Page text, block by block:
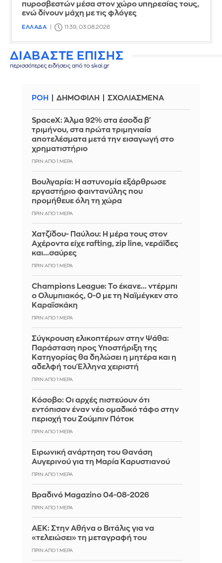
πυροσβεστών μέσα στον χώρο υπηρεσίας τους,
ενώ δίνουν μάχη με τις φλόγες
ΕΛΛΑΔΑ 11:39, 03.08.2026
ΔΙΑΒΑΣΤΕ ΕΠΙΣΗΣ
περισσότερες ειδήσεις από το skai.gr
ΡΟΗ ΔΗΜΟΦΙΛΗ ΣΧΟΛΙΑΣΜΕΝΑ
SpaceX: Άλμα 92% στα έσοδα β'
τριμήνου, στα πρώτα τριμηνιαία
αποτελέσματα μετά την εισαγωγή στο
χρηματιστήριο
ΠΡΙΝ ΑΠΌ 1 ΜΈΡΑ
Βουλγαρία: Η αστυνομία εξάρθρωσε
εργαστήριο φαιντανύλης που
προμήθευε όλη τη χώρα
ΠΡΙΝ ΑΠΌ 1 ΜΈΡΑ
Χατζίδου- Παύλου: Η μέρα τους στον
Αχέροντα είχε rafting, zip line, νεράϊδες
και...σαύρες
ΠΡΙΝ ΑΠΌ 1 ΜΈΡΑ
Champions League: Το έκανε... ντέρμπι
ο Ολυμπιακός, 0-0 με τη Ναϊμέγκεν στο
Καραϊσκάκη
ΠΡΙΝ ΑΠΌ 1 ΜΈΡΑ
Σύγκρουση ελικοπτέρων στην Ψάθα:
Παράσταση προς Υποστήριξη της
Κατηγορίας θα δηλώσει η μητέρα και η
αδελφή του Έλληνα χειριστή
ΠΡΙΝ ΑΠΌ 1 ΜΈΡΑ
Κόσοβο: Οι αρχές πιστεύουν ότι
εντόπισαν έναν νέο ομαδικό τάφο στην
περιοχή του Ζούμπιν Πότοκ
ΠΡΙΝ ΑΠΌ 1 ΜΈΡΑ
Ειρωνική ανάρτηση του Θανάση
Αυγερινού για τη Μαρία Καρυστιανού
ΠΡΙΝ ΑΠΌ 1 ΜΈΡΑ
Βραδινό Magazino 04-08-2026
ΠΡΙΝ ΑΠΌ 1 ΜΈΡΑ
ΑΕΚ: Στην Αθήνα ο Βιτάλις για να
«τελειώσει» τη μεταγραφή του
ΠΡΙΝ ΑΠΌ 1 ΜΈΡΑ